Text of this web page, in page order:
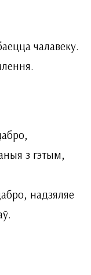
чалавеку.
з гэтым,
надзяляе